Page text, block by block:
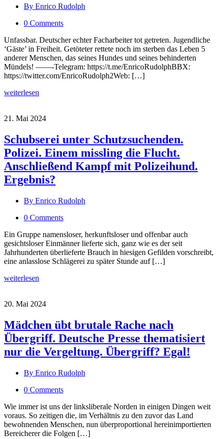
By Enrico Rudolph
0 Comments
Unfassbar. Deutscher echter Facharbeiter tot getreten. Jugendliche
‘Gäste’ in Freiheit. Getöteter rettete noch im sterben das Leben 5
anderer Menschen, das seines Hundes und seines behinderten
Mündels! ——-Telegram: https://t.me/EnricoRudolphBBX:
https://twitter.com/EnricoRudolph2Web: […]
weiterlesen
21. Mai 2024
Schubserei unter Schutzsuchenden.
Polizei. Einem missling die Flucht.
Anschließend Kampf mit Polizeihund.
Ergebnis?
By Enrico Rudolph
0 Comments
Ein Gruppe namensloser, herkunftsloser und offenbar auch
gesichtsloser Einmänner lieferte sich, ganz wie es der seit
Jahrhunderten überlieferte Brauch in hiesigen Gefilden vorschreibt,
eine anlasslose Schlägerei zu später Stunde auf […]
weiterlesen
20. Mai 2024
Mädchen übt brutale Rache nach
Übergriff. Deutsche Presse thematisiert
nur die Vergeltung. Übergriff? Egal!
By Enrico Rudolph
0 Comments
Wie immer ist uns der linksliberale Norden in einigen Dingen weit
voraus. So zeitigen die, im Verhältnis zu den zuvor das Land
bewohnenden Menschen, nun überproportional hereinimportierten
Bereicherer die Folgen […]